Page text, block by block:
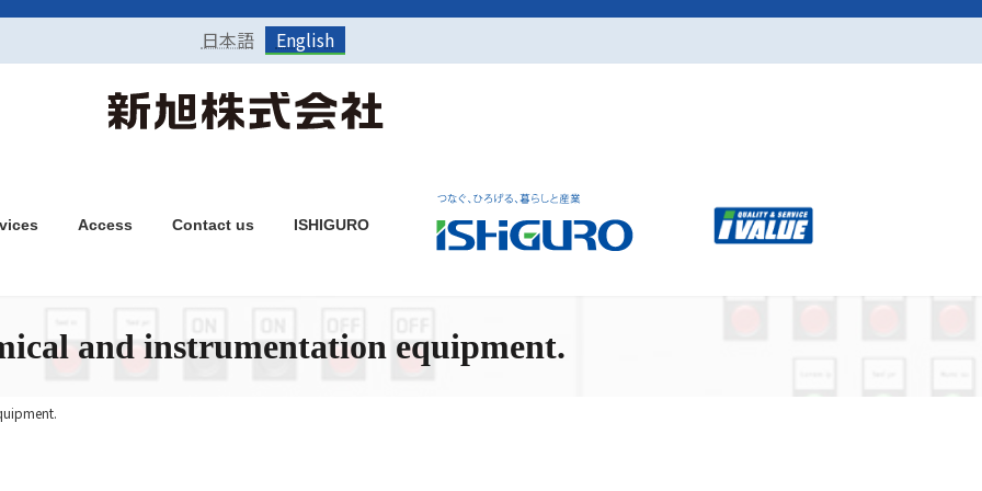
English
日本語
Access Contact us ISHIGURO
and instrumentation equipment.